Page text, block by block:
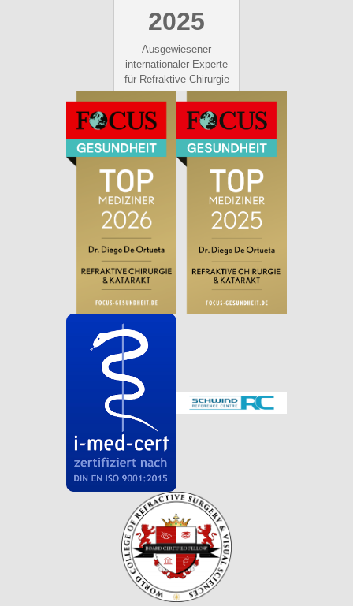
2025
Ausgewiesener
internationaler Experte
für Refraktive Chirurgie